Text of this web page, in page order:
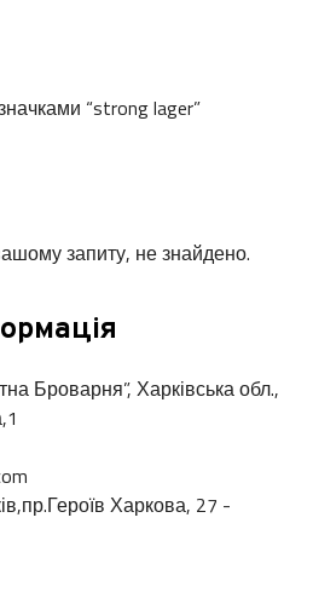
“strong lager”
запиту, не знайдено.
Броварня”, Харківська обл.,
Харкова, 27 -